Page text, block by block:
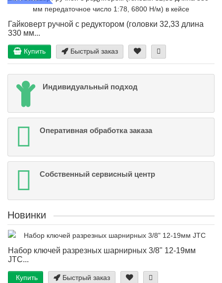
Гайковерт ручной с редуктором (головки 32,33 длина
330 мм...
Купить Быстрый заказ
Индивидуальный подход
Оперативная обработка заказа
Собственный сервисный центр
Новинки
Набор ключей разрезных шарнирных 3/8" 12-19мм
JTC...
Купить Быстрый заказ